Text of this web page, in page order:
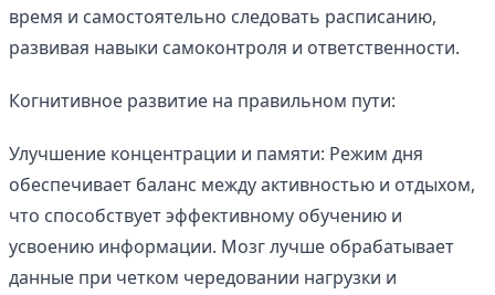
время и самостоятельно следовать расписанию,
развивая навыки самоконтроля и ответственности.
Когнитивное развитие на правильном пути:
Улучшение концентрации и памяти: Режим дня
обеспечивает баланс между активностью и отдыхом,
что способствует эффективному обучению и
усвоению информации. Мозг лучше обрабатывает
данные при четком чередовании нагрузки и